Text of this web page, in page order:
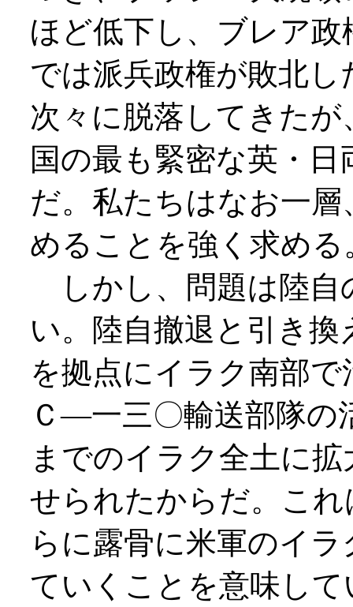
ほど低下し、ブレア
では派兵政権が敗北
次々に脱落してきた
国の最も緊密な英・
だ。私たちはなお一
めることを強く求める
しかし、問題は陸自
い。陸自撤退と引き
を拠点にイラク南部
Ｃ―一三〇輸送部隊の
までのイラク全土に
せられたからだ。こ
らに露骨に米軍のイ
ていくことを意味し